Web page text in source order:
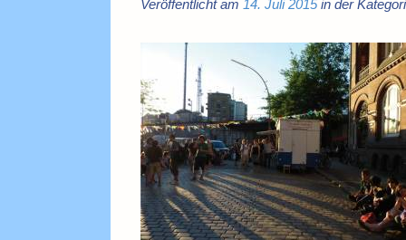
Veröffentlicht am 14. Juli 2015 in der